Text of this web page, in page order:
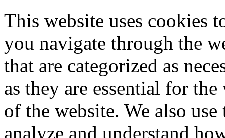
This website uses cookies
you navigate through the
that are categorized as
as they are essential for
of the website. We also
analyze and understand